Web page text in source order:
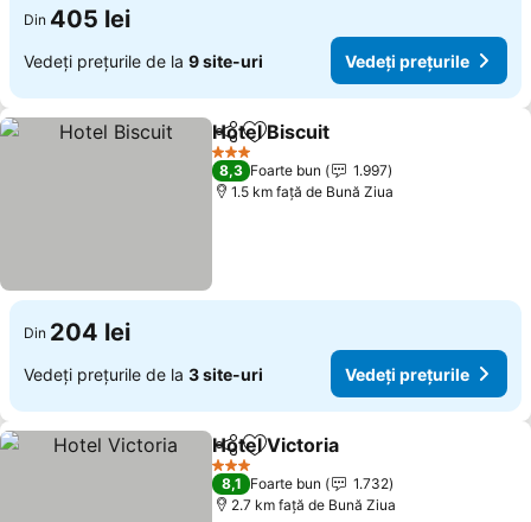
Din 405 lei
Vedeți prețurile de la 9 site-uri Vedeți prețurile
DistribuițiAdăugaţi la favorite
Hotel Biscuit
3 Stele
8,3 Foarte bun
1.997
1.5 km faţă de Bună Ziua
Din 204 lei
Vedeți prețurile de la 3 site-uri Vedeți prețurile
DistribuițiAdăugaţi la favorite
Hotel Victoria
3 Stele
8,1 Foarte bun
1.732
2.7 km faţă de Bună Ziua